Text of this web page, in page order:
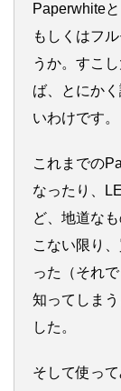
Paperwhite
もしくはフ
うか。すこ
ば、とにか
いわけです。
これまでの
なったり、
ど、地道な
こない限り
った（それ
知ってしま
した。
そして使っ